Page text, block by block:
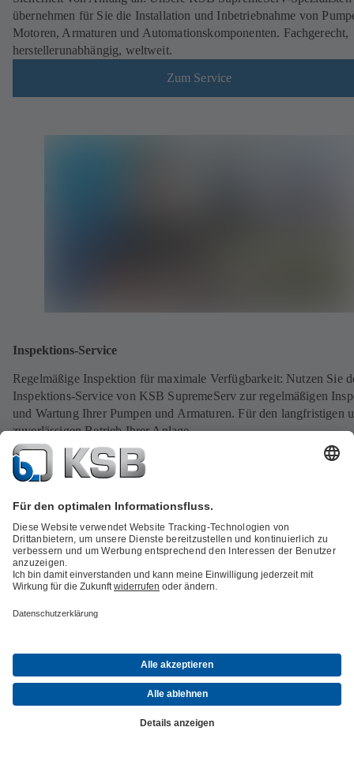
übernehmen für Sie die Installation und Inbetriebnahme von
Motoren, Armaturen und Automationskomponenten. Fachgerecht,
herstellerunabhängig, weltweit.
Zum Service
Inspektions-Service
Regelmäßige Inspektion für maximale Verfügbarkeit: Nutzen Sie
Inspektions-Service von KSB SupremeServ zur regelmäßigen
und Wartung Ihrer Pumpen und Armaturen. Für den langfristigen
zuverlässigen Betrieb Ihrer Anlage.
Ersatzteile für Fremdprodukte: ReEngineering-Lösungen von